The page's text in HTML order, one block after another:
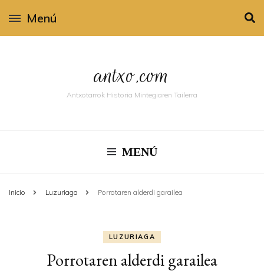
Menú
antxo.com
Antxotarrok Historia Mintegiaren Tailerra
MENÚ
Inicio Luzuriaga Porrotaren alderdi garailea
LUZURIAGA
Porrotaren alderdi garailea